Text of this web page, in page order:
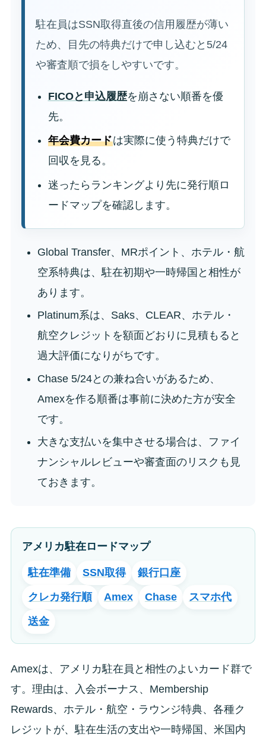
駐在員はSSN取得直後の信用履歴が薄い
ため、目先の特典だけで申し込むと5/24
や審査順で損をしやすいです。
FICOと申込履歴を崩さない順番を優
先。
年会費カードは実際に使う特典だけで
回収を見る。
迷ったらランキングより先に発行順ロ
ードマップを確認します。
Global Transfer、MRポイント、ホテル・航
空系特典は、駐在初期や一時帰国と相性が
あります。
Platinum系は、Saks、CLEAR、ホテル・
航空クレジットを額面どおりに見積もると
過大評価になりがちです。
Chase 5/24との兼ね合いがあるため、
Amexを作る順番は事前に決めた方が安全
です。
大きな支払いを集中させる場合は、ファイ
ナンシャルレビューや審査面のリスクも見
ておきます。
アメリカ駐在ロードマップ
駐在準備 SSN取得 銀行口座
クレカ発行順 Amex Chase スマホ代
送金
Amexは、アメリカ駐在員と相性のよいカード群で
す。理由は、入会ボーナス、Membership
Rewards、ホテル・航空・ラウンジ特典、各種ク
レジットが、駐在生活の支出や一時帰国、米国内